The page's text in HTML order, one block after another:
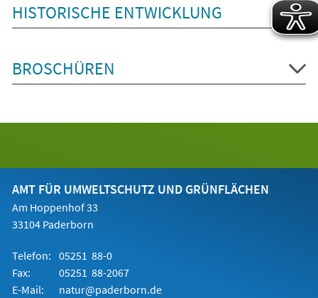
HISTORISCHE ENTWICKLUNG
BROSCHÜREN
AMT FÜR UMWELTSCHUTZ UND GRÜNFLÄCHEN
Am Hoppenhof 33
33104 Paderborn
Telefon: 05251 88-0
Fax:
05251 88-2067
E-Mail:
natur@paderborn.de